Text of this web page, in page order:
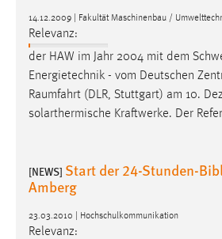
14.12.2009 | Fakultät Maschinenbau /
Relevanz:
der HAW im Jahr 2004 mit dem
Energietechnik - vom Deutschen
Raumfahrt (DLR, Stuttgart) am 10.
solarthermische Kraftwerke. Der
[NEWS] Start der 24-Stunden-
Amberg
23.03.2010 | Hochschulkommunikation
Relevanz:
site-language-preference
Zweck:
Das Cookie speichert die gewählte
Cookie Laufzeit:
30 Tage
Chat
Name:
MibewSessionID, MIBEW_UserID,
chat-frame-style-5e9dbeb1811c0446